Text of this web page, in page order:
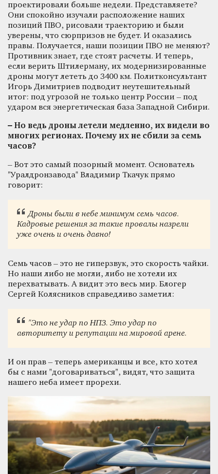
проектировали больше недели. Представляете?
Они спокойно изучали расположение наших
позиций ПВО, рисовали траекторию и были
уверены, что сюрпризов не будет. И оказались
правы. Получается, наши позиции ПВО не меняют?
Противник знает, где стоят расчеты. И теперь,
если верить Штилерману, их модернизированные
дроны могут лететь до 3400 км. Политконсультант
Игорь Димитриев подводит неутешительный
итог: под угрозой не только центр России – под
ударом вся энергетическая база Западной Сибири.
– Но ведь дроны летели медленно, их видели во
многих регионах. Почему их не сбили за семь
часов?
– Вот это самый позорный момент. Основатель
"Уралдронзавода" Владимир Ткачук прямо
говорит:
Дроны были в небе минимум семь часов.
Кадровые решения за такие провалы назрели
уже очень и очень давно!
Семь часов – это не гиперзвук, это скорость чайки.
Но наши либо не могли, либо не хотели их
перехватывать. А видит это весь мир. Блогер
Сергей Колясников справедливо заметил:
"Это не удар по НПЗ. Это удар по
авторитету и репутации на мировой арене.
И он прав – теперь американцы и все, кто хотел
бы с нами "договариваться", видят, что защита
нашего неба имеет прорехи.